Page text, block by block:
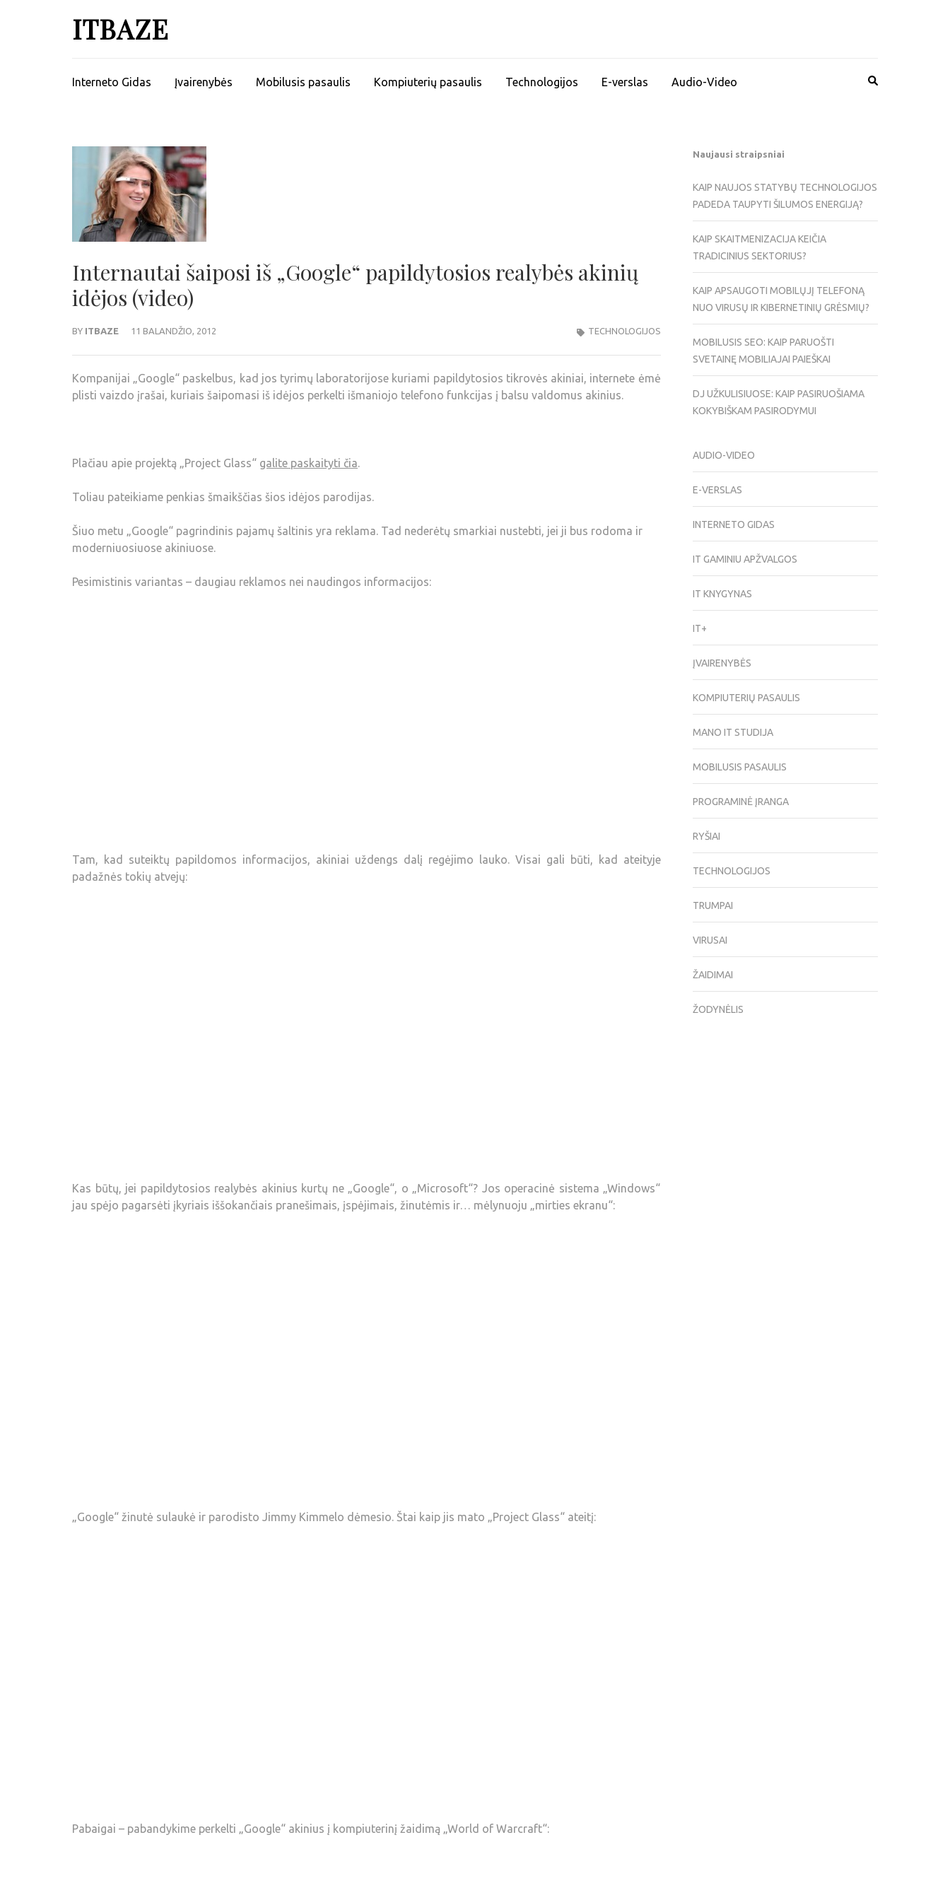
ITBAZE
Interneto Gidas Įvairenybės Mobilusis pasaulis Kompiuterių pasaulis Technologijos E-verslas Audio-Video
Internautai šaiposi iš „Google“ papildytosios realybės akinių
idėjos (video)
BY ITBAZE 11 BALANDŽIO, 2012 TECHNOLOGIJOS
Kompanijai „Google“ paskelbus, kad jos tyrimų laboratorijose kuriami papildytosios tikrovės akiniai, internete ėmė
plisti vaizdo įrašai, kuriais šaipomasi iš idėjos perkelti išmaniojo telefono funkcijas į balsu valdomus akinius.
Plačiau apie projektą „Project Glass“ galite paskaityti čia.
Toliau pateikiame penkias šmaikščias šios idėjos parodijas.
Šiuo metu „Google“ pagrindinis pajamų šaltinis yra reklama. Tad nederėtų smarkiai nustebti, jei ji bus rodoma ir
moderniuosiuose akiniuose.
Pesimistinis variantas – daugiau reklamos nei naudingos informacijos:
Tam, kad suteiktų papildomos informacijos, akiniai uždengs dalį regėjimo lauko. Visai gali būti, kad ateityje
padažnės tokių atvejų:
Kas būtų, jei papildytosios realybės akinius kurtų ne „Google“, o „Microsoft“? Jos operacinė sistema „Windows“
jau spėjo pagarsėti įkyriais iššokančiais pranešimais, įspėjimais, žinutėmis ir… mėlynuoju „mirties ekranu“:
„Google“ žinutė sulaukė ir parodisto Jimmy Kimmelo dėmesio. Štai kaip jis mato „Project Glass“ ateitį:
Pabaigai – pabandykime perkelti „Google“ akinius į kompiuterinį žaidimą „World of Warcraft“:
Naujausi straipsniai
KAIP NAUJOS STATYBŲ TECHNOLOGIJOS
PADEDA TAUPYTI ŠILUMOS ENERGIJĄ?
KAIP SKAITMENIZACIJA KEIČIA
TRADICINIUS SEKTORIUS?
KAIP APSAUGOTI MOBILŲJĮ TELEFONĄ
NUO VIRUSŲ IR KIBERNETINIŲ GRĖSMIŲ?
MOBILUSIS SEO: KAIP PARUOŠTI
SVETAINĘ MOBILIAJAI PAIEŠKAI
DJ UŽKULISIUOSE: KAIP PASIRUOŠIAMA
KOKYBIŠKAM PASIRODYMUI
AUDIO-VIDEO
E-VERSLAS
INTERNETO GIDAS
IT GAMINIU APŽVALGOS
IT KNYGYNAS
IT+
ĮVAIRENYBĖS
KOMPIUTERIŲ PASAULIS
MANO IT STUDIJA
MOBILUSIS PASAULIS
PROGRAMINĖ ĮRANGA
RYŠIAI
TECHNOLOGIJOS
TRUMPAI
VIRUSAI
ŽAIDIMAI
ŽODYNĖLIS